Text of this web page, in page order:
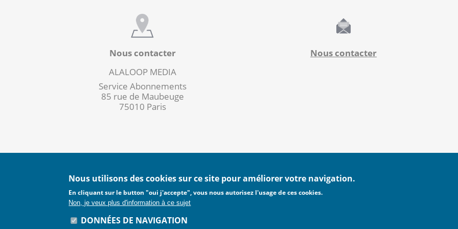
Nous contacter
ALALOOP MEDIA
Service Abonnements
85 rue de Maubeuge
75010 Paris
Nous contacter
CGA CGU CGS CGV
Nous utilisons des cookies sur ce site pour améliorer votre navigation.
En cliquant sur le button "oui j'accepte", vous nous autorisez l'usage de ces cookies.
Non, je veux plus d'information à ce sujet
DONNÉES DE NAVIGATION